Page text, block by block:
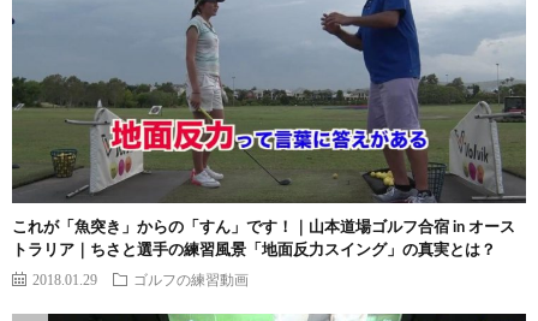
これが「魚突き」からの「すん」です！｜山本道場ゴルフ合宿 in オース
トラリア｜ちさと選手の練習風景「地面反力スイング」の真実とは？
2018.01.29 ゴルフの練習動画